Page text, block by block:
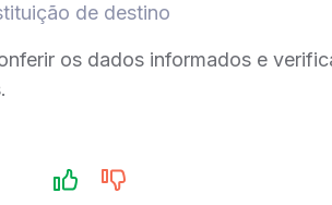
de destino
os dados informados e